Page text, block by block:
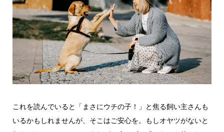
これを読んでいると「まさにウチの子！」と焦る飼い主さんも
いるかもしれませんが、そこはご安心を。もしオヤツがないと